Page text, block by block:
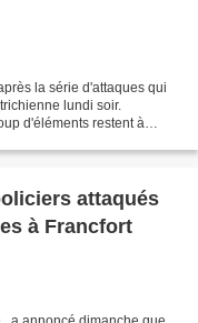
la série d'attaques qui
lundi soir.
d'éléments restent à
attaqués
à Francfort